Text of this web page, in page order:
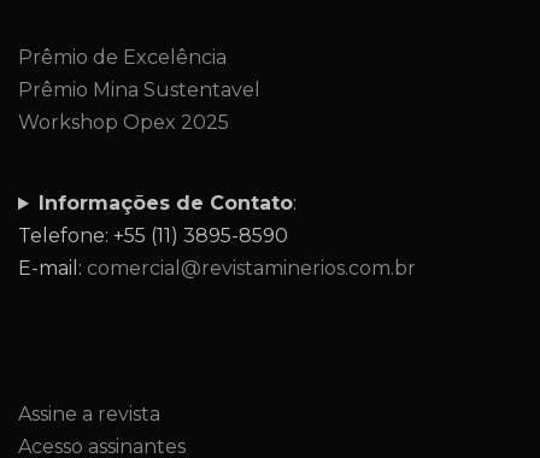
Prêmio de Excelência
Prêmio Mina Sustentavel
Workshop Opex 2025
Informações de Contato:
Telefone: +55 (11) 3895-8590
E-mail: comercial@revistaminerios.com.br
Assine a revista
Acesso assinantes